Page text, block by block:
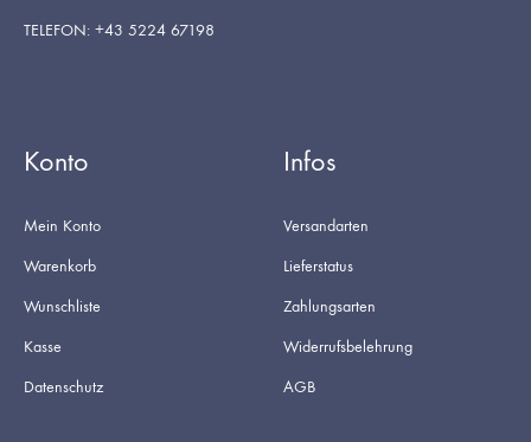
TELEFON: +43 5224 67198
Konto
Mein Konto
Warenkorb
Wunschliste
Kasse
Datenschutz
Infos
Versandarten
Lieferstatus
Zahlungsarten
Widerrufsbelehrung
AGB